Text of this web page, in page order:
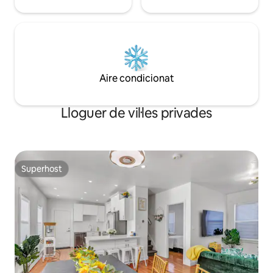
Aire condicionat
Lloguer de vil·les privades
Superhost
Superhost